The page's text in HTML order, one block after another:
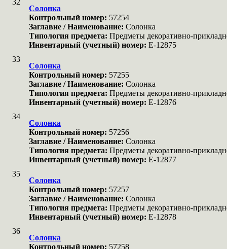
32
Солонка
Контрольный номер: 57254
Заглавие / Наименование: Солонка
Типология предмета: Предметы декоративно-
Инвентарный (учетный) номер: Е-12875
33
Солонка
Контрольный номер: 57255
Заглавие / Наименование: Солонка
Типология предмета: Предметы декоративно-
Инвентарный (учетный) номер: Е-12876
34
Солонка
Контрольный номер: 57256
Заглавие / Наименование: Солонка
Типология предмета: Предметы декоративно-
Инвентарный (учетный) номер: Е-12877
35
Солонка
Контрольный номер: 57257
Заглавие / Наименование: Солонка
Типология предмета: Предметы декоративно-
Инвентарный (учетный) номер: Е-12878
36
Солонка
Контрольный номер: 57258